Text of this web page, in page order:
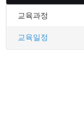
교육과정
교육일정